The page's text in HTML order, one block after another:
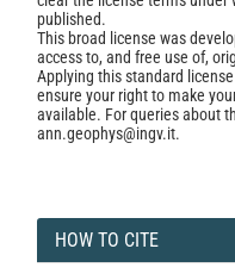
published.
This broad license was
access to, and free use of,
Applying this standard license
ensure your right to make
available. For queries about
ann.geophys@ingv.it.
HOW TO CITE